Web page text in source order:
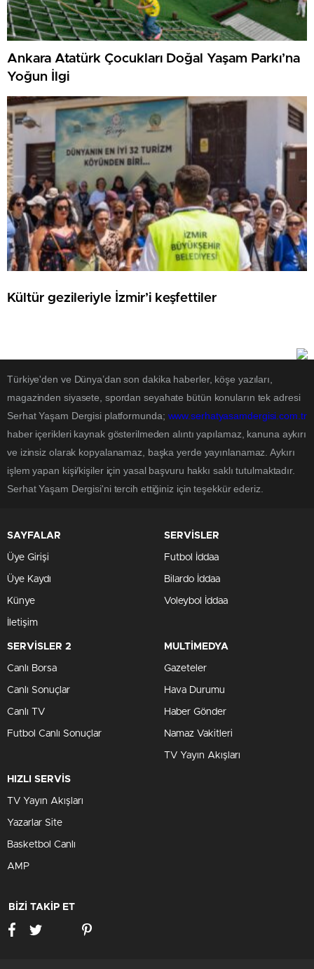
Ankara Atatürk Çocukları Doğal Yaşam Parkı’na
Yoğun İlgi
Kültür gezileriyle İzmir’i keşfettiler
Türkiye'den ve Dünya’dan son dakika haberler, köşe yazıları,
magazinden siyasete, spordan seyahate bütün konuların tek adresi
Serhat Yaşam Dergisi platformunda; www.serhatyasamdergisi.com.tr
haber içerikleri kaynak gösterilmeden alıntı yapılamaz, kanuna aykırı
ve izinsiz olarak kopyalanamaz, başka yerde yayınlanamaz. Aykırı
işlem yapan kişi/kişiler için yasal başvuru hakkı saklı tutulmaktadır.
Serhat Yaşam Dergisi'ni tercih ettiğiniz için teşekkür ederiz.
SAYFALAR
Üye Girişi
Üye Kaydı
Künye
İletişim
SERVİSLER
Futbol İddaa
Bilardo İddaa
Voleybol İddaa
SERVİSLER 2
Canlı Borsa
Canlı Sonuçlar
Canlı TV
Futbol Canlı Sonuçlar
MULTİMEDYA
Gazeteler
Hava Durumu
Haber Gönder
Namaz Vakitleri
TV Yayın Akışları
HIZLI SERVİS
TV Yayın Akışları
Yazarlar Site
Basketbol Canlı
AMP
BİZİ TAKİP ET